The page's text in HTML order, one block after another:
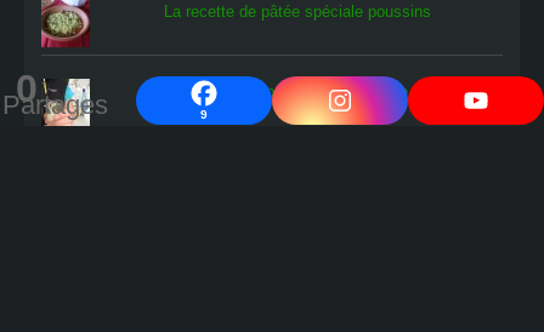
0
Partages 9
La recette de pâtée spéciale poussins
Que faire d'un poussin en détresse ?